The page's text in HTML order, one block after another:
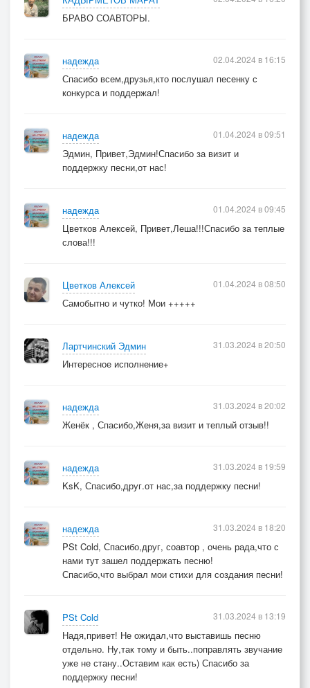
БРАВО СОАВТОРЫ.
надежда
Спасибо всем,друзья,кто послушал песенку с
конкурса и поддержал!
02.04.2024 в 16:15
надежда
Эдмин, Привет,Эдмин!Спасибо за визит и
поддержку песни,от нас!
01.04.2024 в 09:51
надежда
Цветков Алексей, Привет,Леша!!!Спасибо за теплые
слова!!!
01.04.2024 в 09:45
Цветков Алексей
Самобытно и чутко! Мои +++++
01.04.2024 в 08:50
Лартчинский Эдмин
Интересное исполнение+
31.03.2024 в 20:50
надежда
Женёк , Спасибо,Женя,за визит и теплый отзыв!!
31.03.2024 в 20:02
надежда
KsK, Спасибо,друг.от нас,за поддержку песни!
31.03.2024 в 19:59
надежда
PSt Cold, Спасибо,друг, соавтор , очень рада,что с
нами тут зашел поддержать песню!
Спасибо,что выбрал мои стихи для создания песни!
31.03.2024 в 18:20
PSt Cold
Надя,привет! Не ожидал,что выставишь песню
отдельно. Ну,так тому и быть..поправлять звучание
уже не стану..Оставим как есть) Спасибо за
поддержку песни!
31.03.2024 в 13:19